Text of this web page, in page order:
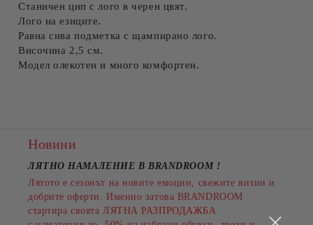
Ние ще се свържем с вас в рамките на работния ден.
Станичен цип с лого в черен цвят.
Лого на езиците.
Равна сива подметка с щампирано лого.
Височина 2,5 см.
Модел олекотен и много комфортен.
Новини
ЛЯТНО НАМАЛЕНИЕ В BRANDROOM !
Лятото е сезонът на новите емоции, свежите визии и
добрите оферти. Именно затова BRANDROOM
стартира своята ЛЯТНА РАЗПРОДАЖБА